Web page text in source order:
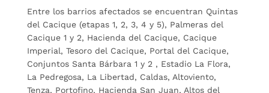
Entre los barrios afectados se encuentran Quintas
del Cacique (etapas 1, 2, 3, 4 y 5), Palmeras del
Cacique 1 y 2, Hacienda del Cacique, Cacique
Imperial, Tesoro del Cacique, Portal del Cacique,
Conjuntos Santa Bárbara 1 y 2 , Estadio La Flora,
La Pedregosa, La Libertad, Caldas, Altoviento,
Tenza, Portofino, Hacienda San Juan, Altos del